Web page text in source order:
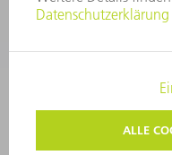
IMPRESSUM